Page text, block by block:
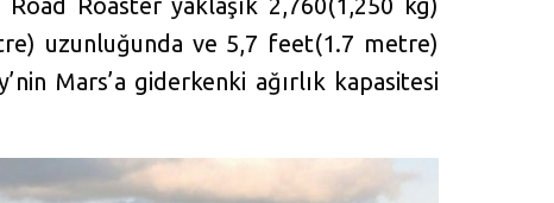
g
s
u
l
c
uzunluğunda ve 5,7 feet(1.7 metre)
Mars’a giderkenki ağırlık kapasitesi